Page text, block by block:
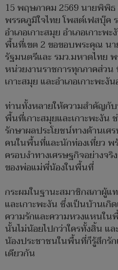
15 พฤษภาคม 2569 นายพิพิ
พรรคภูมิใจไทย โพสต์เฟสบุ๊ค
อำเภอเกาะสมุย อำเภอเกาะ
พื้นที่เขต 2 ขอขอบพระคุณ น
รัฐมนตรีและ รมว.มหาดไทย
หน่วยงานราชการทุกภาคส่วน
เกาะสมุย และอำเภอเกาะพะงั
ท่านทั้งหลายให้ความสำคัญกั
พื้นที่เกาะสมุยและเกาะพะงัน
รักษาผลประโยชน์ทางด้านเศ
คนในพื้นที่และนักท่องเที่ยว พ
ครอบงำทางเศรษฐกิจอย่างจริ
ของพ่อแม่พี่น้องในพื้นที่
กระผมในฐานะสมาชิกสภาผู้แ
และเกาะพะงัน ซึ่งเป็นบ้านเกิ
ความรักและความหวงแหนใ
นั้นไม่น้อยไปกว่าใครทั้งสิ้น แ
น้องประชาชนในพื้นที่ก็รู้สึกรั
เดียวกัน